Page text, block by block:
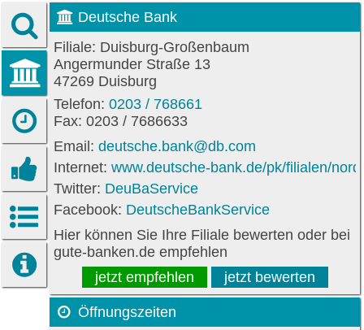
Deutsche Bank
Filiale: Duisburg-Großenbaum
Angermunder Straße 13
47269 Duisburg
Telefon: 0203 / 768661
Fax: 0203 / 7686633
Email: deutsche.bank@db.com
Internet: www.deutsche-bank.de/pk/filialen/
Twitter: DeuBaService
Facebook: DeutscheBankService
Hier können Sie Ihre Filiale bewerten oder bei
gute-banken.de empfehlen
jetzt empfehlen
jetzt bewerten
Öffnungszeiten